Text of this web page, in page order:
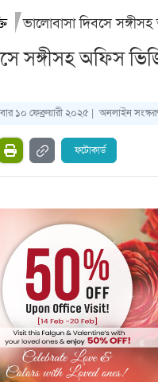
সঙ্গীসহ অফিস
১০ ফেব্রুয়ারী ২০২৫ | অনলাইন
ফটোকার্ড